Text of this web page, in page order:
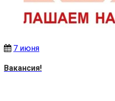
7 июня
Вакансия!